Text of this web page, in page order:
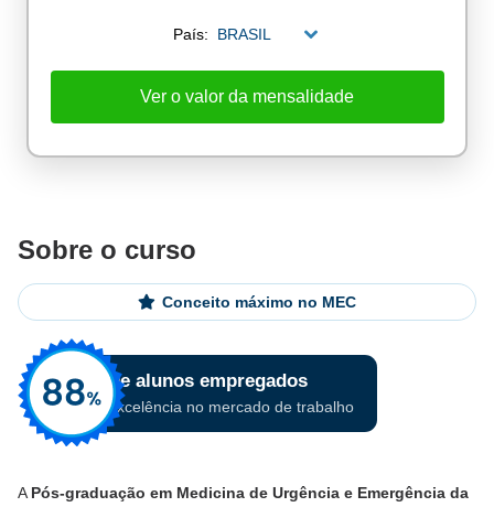
Sobre o curso
Conceito máximo no MEC
Excelência no mercado de trabalho
A Pós-graduação em Medicina de Urgência e Emergência da
País: BRASIL
Ver o valor da mensalidade